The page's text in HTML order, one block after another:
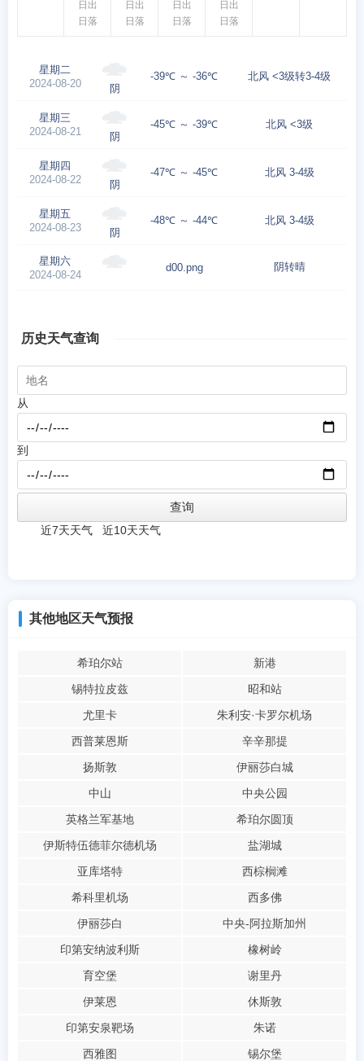
日出
日落
日出
日落
日出
日落
日出
日落
星期二
2024-08-20
阴
-39℃ ～ -36℃ 北风 <3级转3-4级
星期三
2024-08-21
阴
-45℃ ～ -39℃ 北风 <3级
星期四
2024-08-22
阴
-47℃ ～ -45℃ 北风 3-4级
星期五
2024-08-23
阴
-48℃ ～ -44℃ 北风 3-4级
星期六
2024-08-24
d00.png 阴转晴
历史天气查询
从
到
近7天天气 近10天天气
其他地区天气预报
希珀尔站
新港
锡特拉皮兹
昭和站
尤里卡
朱利安·卡罗尔机场
西普莱恩斯
辛辛那提
扬斯敦
伊丽莎白城
中山
中央公园
英格兰军基地
希珀尔圆顶
伊斯特伍德菲尔德机场
盐湖城
亚库塔特
西棕榈滩
希科里机场
西多佛
伊丽莎白
中央-阿拉斯加州
印第安纳波利斯
橡树岭
育空堡
谢里丹
伊莱恩
休斯敦
印第安泉靶场
朱诺
西雅图
锡尔堡